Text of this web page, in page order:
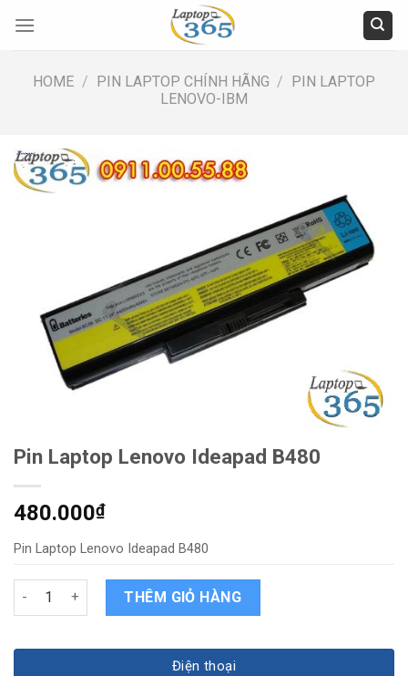
HOME / PIN LAPTOP CHÍNH HÃNG / PIN LAPTOP
LENOVO-IBM
Pin Laptop Lenovo Ideapad B480
480.000₫
Pin Laptop Lenovo Ideapad B480
Pin Laptop Lenovo Ideapad B480 quantity
THÊM GIỎ HÀNG
Điện thoại